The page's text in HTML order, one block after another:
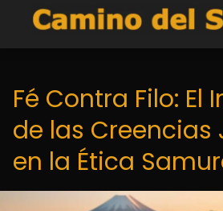
Fé Contra Filo: El
de las Creencias
en la Ética